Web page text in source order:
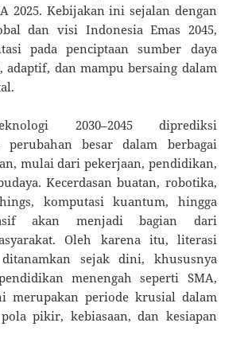
2025. Kebijakan ini sejalan dengan
dan visi Indonesia Emas 2045,
pada penciptaan sumber daya
adaptif, dan mampu bersaing dalam
2030–2045 diprediksi
perubahan besar dalam berbagai
mulai dari pekerjaan, pendidikan,
Kecerdasan buatan, robotika,
komputasi kuantum, hingga
akan menjadi bagian dari
Oleh karena itu, literasi
sejak dini, khususnya
menengah seperti SMA,
merupakan periode krusial dalam
pikir, kebiasaan, dan kesiapan